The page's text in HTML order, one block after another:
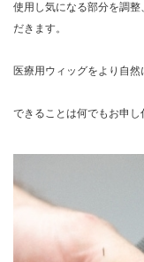
使用し気になる部分を調
だきます。
医療用ウィッグをより自然
できることは何でもお申し